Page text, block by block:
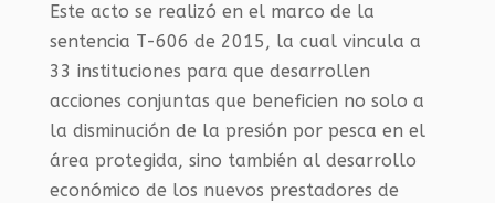
Este acto se realizó en el marco de la
sentencia T-606 de 2015, la cual vincula a
33 instituciones para que desarrollen
acciones conjuntas que beneficien no solo a
la disminución de la presión por pesca en el
área protegida, sino también al desarrollo
económico de los nuevos prestadores de